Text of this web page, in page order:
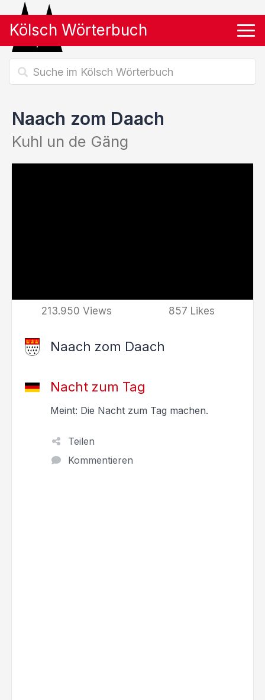
Kölsch Wörterbuch
Naach zom Daach
Kuhl un de Gäng
213.950 Views 857 Likes
Naach zom Daach
Nacht zum Tag
Meint: Die Nacht zum Tag machen.
Teilen
Kommentieren